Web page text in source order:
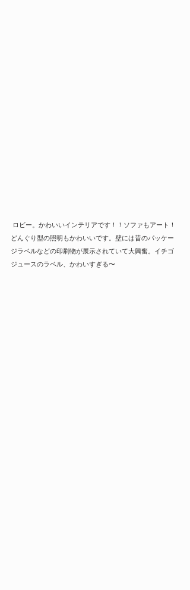
どんぐり型の照明もかわいいです。壁には昔のパッケー
ジラベルなどの印刷物が展示されていて大興奮。イチゴ
ジュースのラベル、かわいすぎる〜